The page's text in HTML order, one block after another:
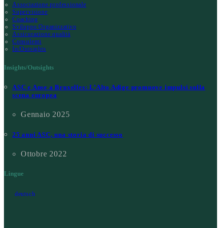
Associazione professionale
Supervisione
Coaching
Sviluppo Organizzativo
Assicurazione qualità
Consulenti
In/Outsights
Insights/Outsights
ASC e Anse a Bruxelles: L’Alto Adige promuove impulsi sulla
scena europea
Gennaio 2025
25 anni ASC, una storia di successo
Ottobre 2022
Lingue
deutsch